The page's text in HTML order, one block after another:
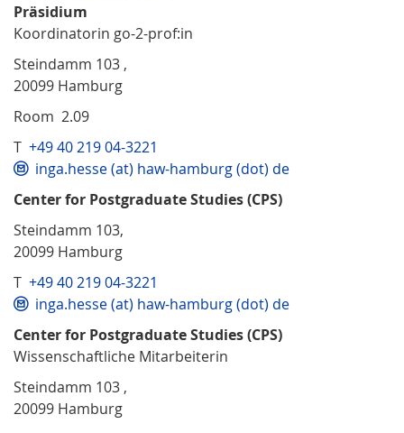
Präsidium
Koordinatorin go-2-prof:in
Steindamm 103 ,
20099 Hamburg
Room 2.09
T +49 40 219 04-3221
inga.hesse (at) haw-hamburg (dot) de
Center for Postgraduate Studies (CPS)
Steindamm 103,
20099 Hamburg
T +49 40 219 04-3221
inga.hesse (at) haw-hamburg (dot) de
Center for Postgraduate Studies (CPS)
Wissenschaftliche Mitarbeiterin
Steindamm 103 ,
20099 Hamburg